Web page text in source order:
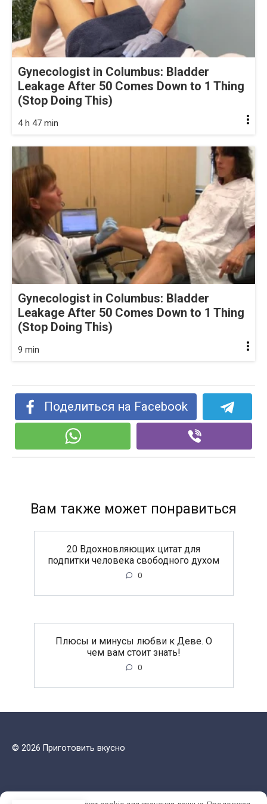
Gynecologist in Columbus: Bladder
Leakage After 50 Comes Down to 1 Thing
(Stop Doing This)
4 h 47 min
Gynecologist in Columbus: Bladder
Leakage After 50 Comes Down to 1 Thing
(Stop Doing This)
9 min
Поделиться на Facebook
Вам также может понравиться
20 Вдохновляющих цитат для
подпитки человека свободного духом
0
Плюсы и минусы любви к Деве. О
чем вам стоит знать!
0
© 2026 Приготовить вкусно